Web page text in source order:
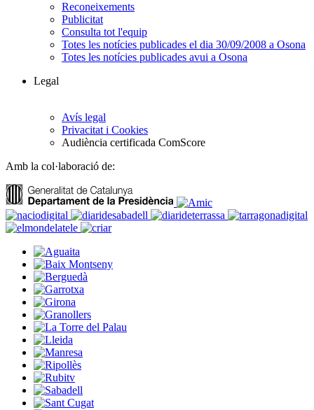
Reconeixements
Publicitat
Consulta tot l'equip
Totes les notícies publicades el dia 30/09/2008 a Osona
Totes les notícies publicades avui a Osona
Legal
Avís legal
Privacitat i Cookies
Audiència certificada ComScore
Amb la col·laboració de: